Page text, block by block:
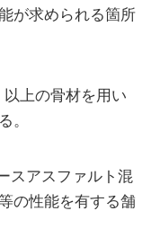
が求められる箇所
上の骨材を用い
。
スアスファルト混
の性能を有する舗